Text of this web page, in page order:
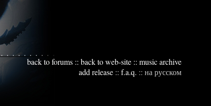
back to forums :: back to web-site :: music archive
add release :: f.a.q. :: на русском